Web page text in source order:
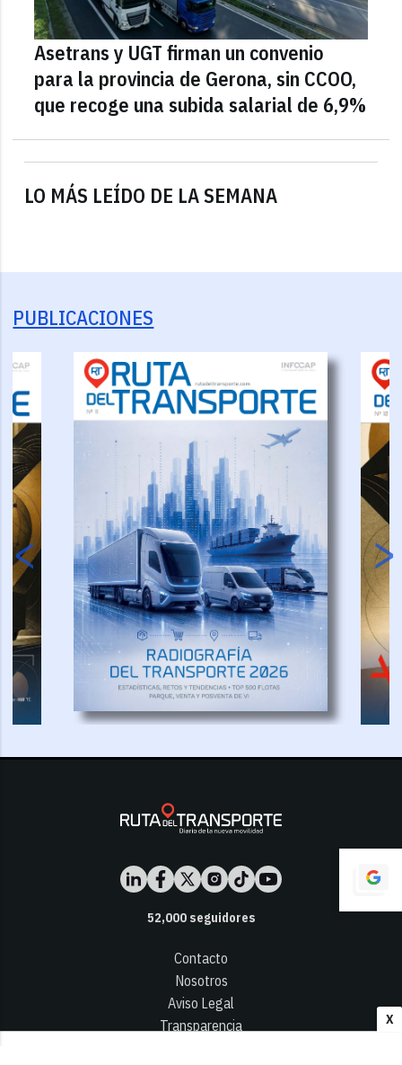
X
LO MÁS LEÍDO DE LA SEMANA
Asetrans y UGT firman un convenio
para la provincia de Gerona, sin CCOO,
que recoge una subida salarial de 6,9%
PUBLICACIONES
52,000seguidores
Contacto
Nosotros
Aviso Legal
Transparencia